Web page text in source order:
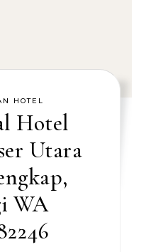
HOTEL
Hotel
Utara
WA